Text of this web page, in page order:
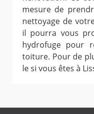
mesure de
nettoyage de
il pourra vous
hydrofuge pour
toiture. Pour de
le si vous êtes à